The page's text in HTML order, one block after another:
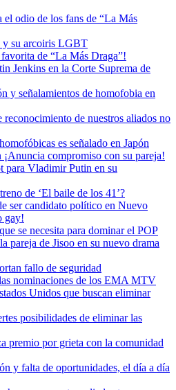
el odio de los fans de “La Más
y su arcoiris LGBT
de “La Más Draga”!
Jenkins en la Corte Suprema de
y señalamientos de homofobia en
de nuestros aliados no
es señalado en Japón
compromiso con su pareja!
para Vladimir Putin en su
de ‘El baile de los 41’?
ser candidato político en Nuevo
gay!
se necesita para dominar el POP
pareja de Jisoo en su nuevo drama
fallo de seguridad
nominaciones de los EMA MTV
Unidos que buscan eliminar
posibilidades de eliminar las
premio por grieta con la comunidad
y falta de oportunidades, el día a día